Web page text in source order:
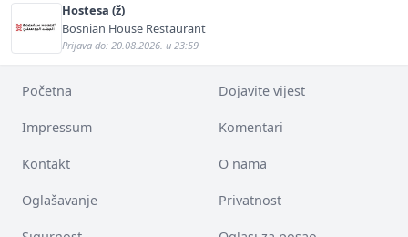
Hostesa (ž)
Bosnian House Restaurant
Prijava do: 20.08.2026. u 23:59
Početna Dojavite vijest
Impressum Komentari
Kontakt O nama
Oglašavanje Privatnost